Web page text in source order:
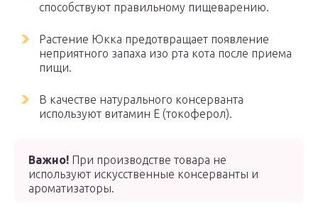
способствуют правильному пищеварению.
Растение Юкка предотвращает появление
неприятного запаха изо рта кота после приема
пищи.
В качестве натурального консерванта
используют витамин Е (токоферол).
Важно! При производстве товара не
используют искусственные консерванты и
ароматизаторы.